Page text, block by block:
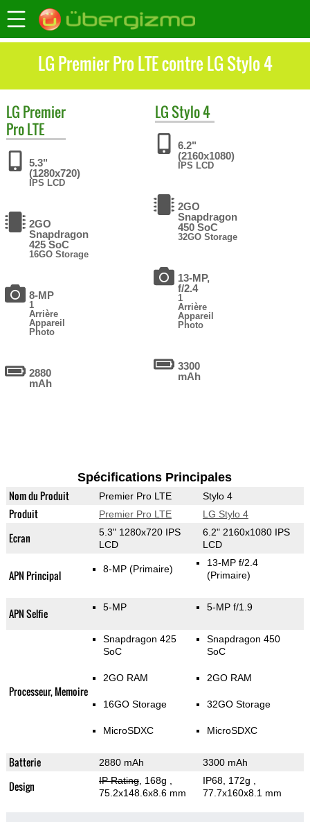
LG Premier Pro LTE contre LG Stylo 4
LG Premier
Pro LTE
5.3"
(1280x720)
IPS LCD
2GO
Snapdragon
425 SoC
16GO Storage
8-MP
1
Arrière
Appareil
Photo
2880
mAh
LGStylo 4
6.2"
(2160x1080)
IPS LCD
2GO
Snapdragon
450 SoC
32GO Storage
13-MP,
f/2.4
1
Arrière
Appareil
Photo
3300
mAh
Spécifications Principales
Nom du Produit Premier Pro LTE Stylo 4
Produit Premier Pro LTE LG Stylo 4
Ecran
5.3" 1280x720 IPS
LCD
6.2" 2160x1080 IPS
LCD
APN Principal 8-MP (Primaire)
13-MP f/2.4
(Primaire)
APN Selfie 5-MP 5-MP f/1.9
Processeur, Memoire
Snapdragon 425
SoC
2GO RAM
16GO Storage
MicroSDXC
Snapdragon 450
SoC
2GO RAM
32GO Storage
MicroSDXC
Batterie 2880 mAh 3300 mAh
Design IP Rating, 168g
75.2x148.6x8.6 mm
IP68, 172g
77.7x160x8.1 mm